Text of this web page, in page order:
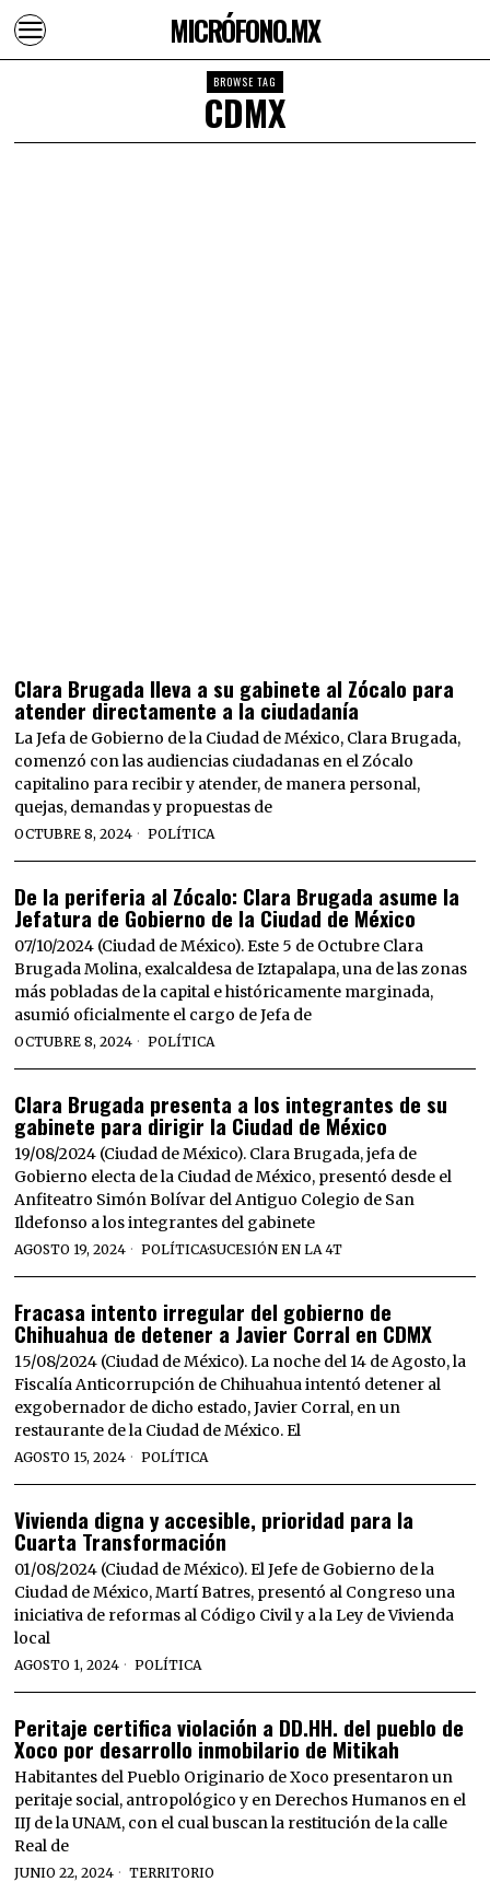
MICRÓFONO.MX
BROWSE TAG
CDMX
Clara Brugada lleva a su gabinete al Zócalo para
atender directamente a la ciudadanía
La Jefa de Gobierno de la Ciudad de México, Clara Brugada,
comenzó con las audiencias ciudadanas en el Zócalo
capitalino para recibir y atender, de manera personal,
quejas, demandas y propuestas de
OCTUBRE 8, 2024 POLÍTICA
De la periferia al Zócalo: Clara Brugada asume la
Jefatura de Gobierno de la Ciudad de México
07/10/2024 (Ciudad de México). Este 5 de Octubre Clara
Brugada Molina, exalcaldesa de Iztapalapa, una de las zonas
más pobladas de la capital e históricamente marginada,
asumió oficialmente el cargo de Jefa de
OCTUBRE 8, 2024 POLÍTICA
Clara Brugada presenta a los integrantes de su
gabinete para dirigir la Ciudad de México
19/08/2024 (Ciudad de México). Clara Brugada, jefa de
Gobierno electa de la Ciudad de México, presentó desde el
Anfiteatro Simón Bolívar del Antiguo Colegio de San
Ildefonso a los integrantes del gabinete
AGOSTO 19, 2024 POLÍTICA·SUCESIÓN EN LA 4T
Fracasa intento irregular del gobierno de
Chihuahua de detener a Javier Corral en CDMX
15/08/2024 (Ciudad de México). La noche del 14 de Agosto, la
Fiscalía Anticorrupción de Chihuahua intentó detener al
exgobernador de dicho estado, Javier Corral, en un
restaurante de la Ciudad de México. El
AGOSTO 15, 2024 POLÍTICA
Vivienda digna y accesible, prioridad para la
Cuarta Transformación
01/08/2024 (Ciudad de México). El Jefe de Gobierno de la
Ciudad de México, Martí Batres, presentó al Congreso una
iniciativa de reformas al Código Civil y a la Ley de Vivienda
local
AGOSTO 1, 2024 POLÍTICA
Peritaje certifica violación a DD.HH. del pueblo de
Xoco por desarrollo inmobilario de Mitikah
Habitantes del Pueblo Originario de Xoco presentaron un
peritaje social, antropológico y en Derechos Humanos en el
IIJ de la UNAM, con el cual buscan la restitución de la calle
Real de
JUNIO 22, 2024 TERRITORIO